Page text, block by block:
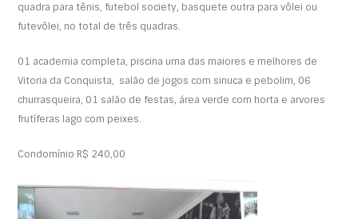
quadra para tênis, futebol society, basquete outra para vôlei ou
futevôlei, no total de três quadras.
01 academia completa, piscina uma das maiores e melhores de
Vitoria da Conquista, salão de jogos com sinuca e pebolim, 06
churrasqueira, 01 salão de festas, área verde com horta e arvores
frutíferas lago com peixes.
Condomínio R$ 240,00